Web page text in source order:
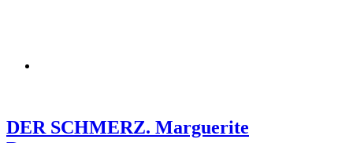
DER SCHMERZ. Marguerite